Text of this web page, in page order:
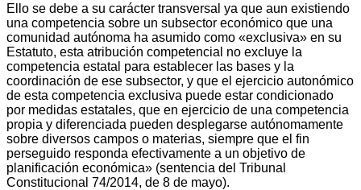
Ello se debe a su carácter transversal ya que aun existiendo
una competencia sobre un subsector económico que una
comunidad autónoma ha asumido como «exclusiva» en su
Estatuto, esta atribución competencial no excluye la
competencia estatal para establecer las bases y la
coordinación de ese subsector, y que el ejercicio autonómico
de esta competencia exclusiva puede estar condicionado
por medidas estatales, que en ejercicio de una competencia
propia y diferenciada pueden desplegarse autónomamente
sobre diversos campos o materias, siempre que el fin
perseguido responda efectivamente a un objetivo de
planificación económica» (sentencia del Tribunal
Constitucional 74/2014, de 8 de mayo).